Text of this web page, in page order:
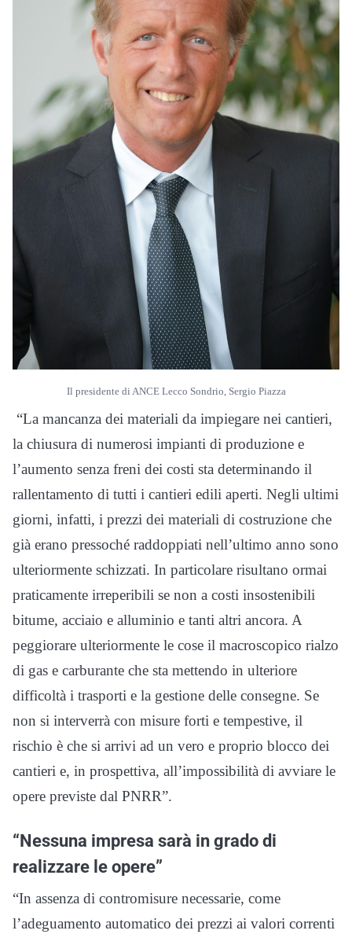
Il presidente di ANCE Lecco Sondrio, Sergio Piazza
“La mancanza dei materiali da impiegare nei cantieri,
la chiusura di numerosi impianti di produzione e
l’aumento senza freni dei costi sta determinando il
rallentamento di tutti i cantieri edili aperti. Negli ultimi
giorni, infatti, i prezzi dei materiali di costruzione che
già erano pressoché raddoppiati nell’ultimo anno sono
ulteriormente schizzati. In particolare risultano ormai
praticamente irreperibili se non a costi insostenibili
bitume, acciaio e alluminio e tanti altri ancora. A
peggiorare ulteriormente le cose il macroscopico rialzo
di gas e carburante che sta mettendo in ulteriore
difficoltà i trasporti e la gestione delle consegne. Se
non si interverrà con misure forti e tempestive, il
rischio è che si arrivi ad un vero e proprio blocco dei
cantieri e, in prospettiva, all’impossibilità di avviare le
opere previste dal PNRR”.
“Nessuna impresa sarà in grado di
realizzare le opere”
“In assenza di contromisure necessarie, come
l’adeguamento automatico dei prezzi ai valori correnti